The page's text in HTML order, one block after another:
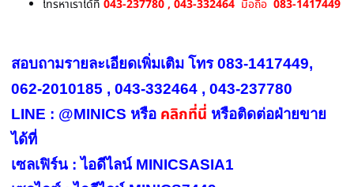
โทรหาเราได้ที่ 043-237780 , 043-332464 มือถือ 083-1417449
สอบถามรายละเอียดเพิ่มเติม โทร 083-1417449,
062-2010185 , 043-332464 , 043-237780
LINE : @MINICS หรือ คลิกที่นี่ หรือติดต่อฝ่ายขาย
ได้ที่
เซลเฟิร์น : ไอดีไลน์ MINICSASIA1